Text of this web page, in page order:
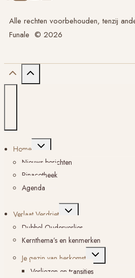
Alle rechten voorbehouden, tenzij
Funale © 2026
Home
Toggle
submenu
Nieuws berichten
Pinacotheek
Agenda
Verlaat Verdriet
Toggle
submenu
Dubbel Ouderverlies
Kernthema’s en kenmerken
Je gezin van herkomst
Toggle
Verliezen en transities